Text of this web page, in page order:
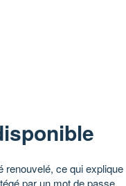
renouvelé, ce qui explique
par un mot de passe,